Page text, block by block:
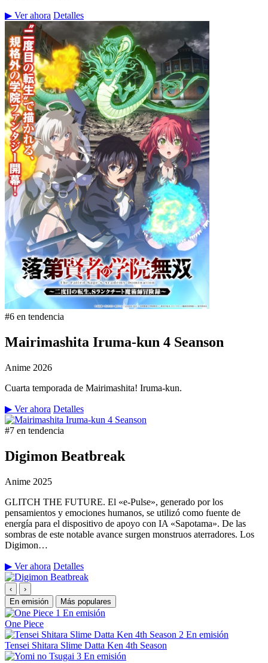
▶ Ver ahora Detalles
#6 en tendencia
Mairimashita Iruma-kun 4 Seanson
Anime 2026
Cuarta temporada de Mairimashita! Iruma-kun.
▶ Ver ahora Detalles
#7 en tendencia
Digimon Beatbreak
Anime 2025
GLITCH THE FUTURE. El «e-Pulse», generado por los
pensamientos y emociones humanos, se utilizó como fuente de
energía para el dispositivo de apoyo con IA «Sapotama». De las
sombras de este notable avance surgen monstruos aterradores. Los
Digimon…
▶ Ver ahora Detalles
‹
›
En emisión
Más populares
1 En emisión
One Piece
2 En emisión
Tensei Shitara Slime Datta Ken 4th Season
3 En emisión